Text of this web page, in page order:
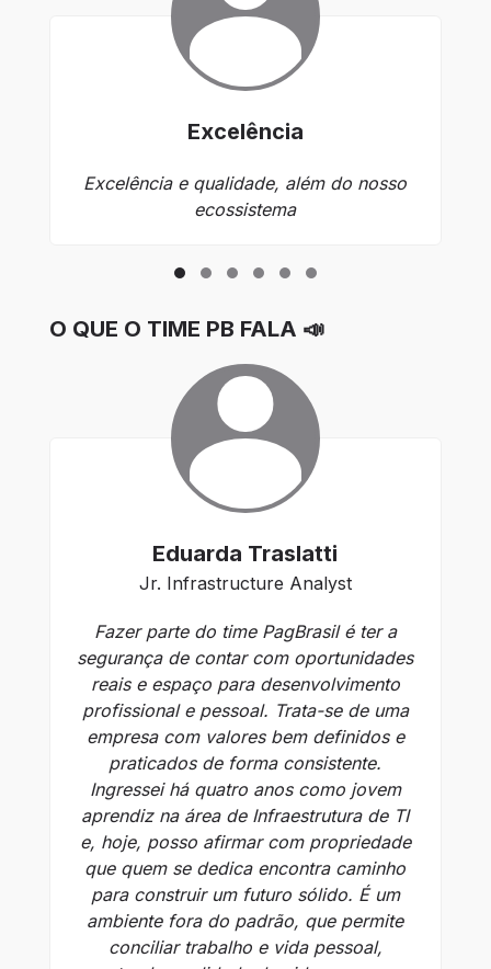
Excelência
Excelência e qualidade, além do nosso
ecossistema
O QUE O TIME PB FALA 📣
Eduarda Traslatti
Jr. Infrastructure Analyst
Fazer parte do time PagBrasil é ter a
segurança de contar com oportunidades
reais e espaço para desenvolvimento
profissional e pessoal. Trata-se de uma
empresa com valores bem definidos e
praticados de forma consistente.
Ingressei há quatro anos como jovem
aprendiz na área de Infraestrutura de TI
e, hoje, posso afirmar com propriedade
que quem se dedica encontra caminho
para construir um futuro sólido. É um
ambiente fora do padrão, que permite
conciliar trabalho e vida pessoal,